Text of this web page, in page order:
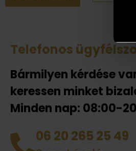
Telefonos
Bármilyen kérdése
keressen minket
Minden nap: 08:00-
06 20 265 25 49